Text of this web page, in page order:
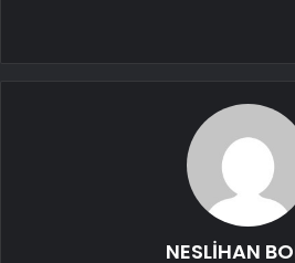
NESLİHAN